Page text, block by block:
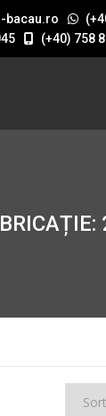
bacau.ro
(+40) 758